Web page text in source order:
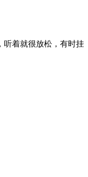
听着就很放松，有时挂